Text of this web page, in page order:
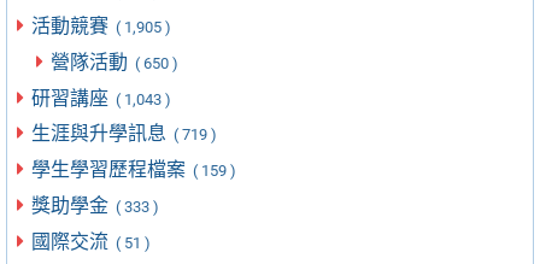
活動競賽 ( 1,905 )
營隊活動 ( 650 )
研習講座 ( 1,043 )
生涯與升學訊息 ( 719 )
學生學習歷程檔案 ( 159 )
獎助學金 ( 333 )
國際交流 ( 51 )